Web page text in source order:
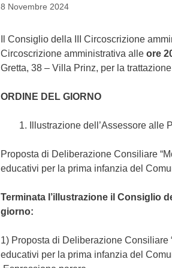
8 Novembre 2024
Il Consiglio della III Circoscrizione
Circoscrizione amministrativa alle ore
Gretta, 38 – Villa Prinz, per la
ORDINE DEL GIORNO
Illustrazione dell’Assessore
Proposta di Deliberazione Consiliare
educativi per la prima infanzia del
Terminata l’illustrazione il Consiglio
giorno:
1) Proposta di Deliberazione Consiliare
educativi per la prima infanzia del